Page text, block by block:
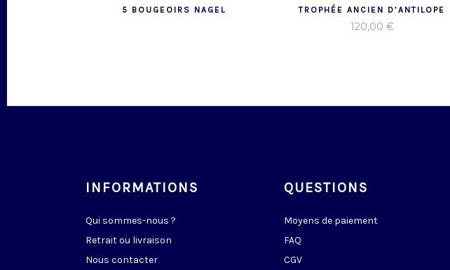
5 BOUGEOIRS NAGEL TROPHÉE ANCIEN D’ANTILOPE
120,00 €
INFORMATIONS
Qui sommes-nous ?
Retrait ou livraison
Nous contacter
QUESTIONS
Moyens de paiement
FAQ
CGV